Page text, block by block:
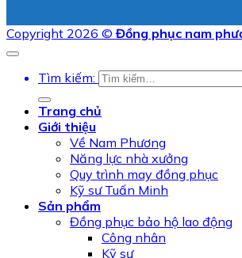
Copyright 2026 ©Đồng phục nam
Tìm kiếm:
Trang chủ
Giới thiệu
Về Nam Phương
Năng lực nhà xưởng
Quy trình may đồng phục
Kỹ sư Tuấn Minh
Sản phẩm
Đồng phục bảo hộ lao động
Công nhân
Kỹ sư